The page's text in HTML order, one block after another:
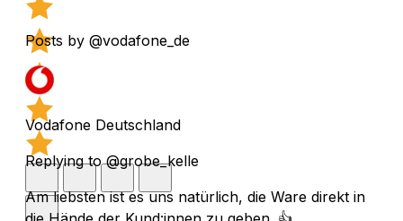
Posts by @vodafone_de
Vodafone Deutschland
Replying to @grobe_kelle
Am liebsten ist es uns natürlich, die Ware direkt in